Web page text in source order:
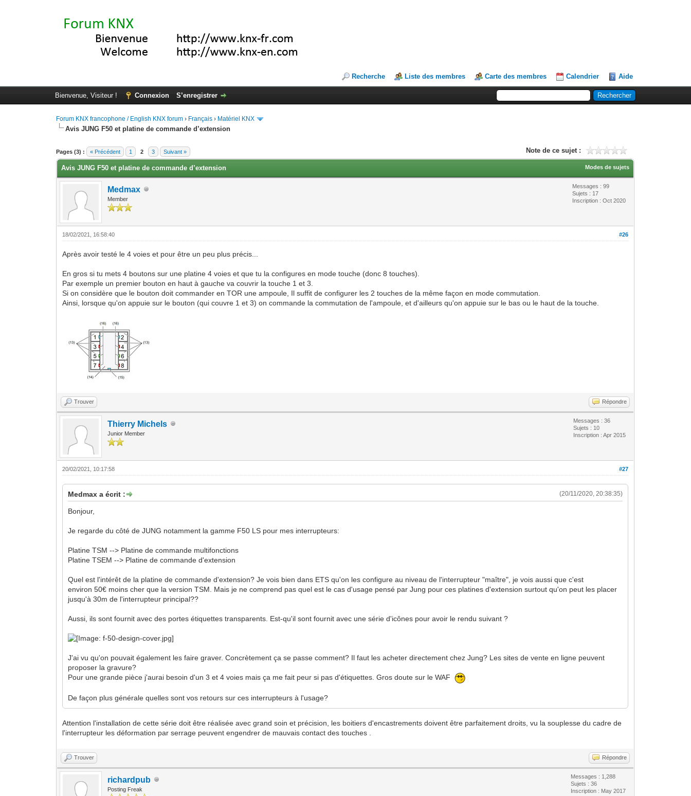
Recherche Liste des membres Carte des membres Calendrier Aide
Bienvenue, Visiteur ! Connexion S’enregistrer
Forum KNX francophone / English KNX forum › Français › Matériel KNX
Avis JUNG F50 et platine de commande d’extension
Pages (3) : « Précédent 1 2 3 Suivant » Note de ce sujet :
Moyenne : 0 (0 vote(s))
1
2
3
4
5
Modes de sujets
Avis JUNG F50 et platine de commande d’extension
Medmax
Member
Messages : 99
Sujets : 17
Inscription : Oct 2020
#26
18/02/2021, 16:58:40
Après avoir testé le 4 voies et pour être un peu plus précis...
En gros si tu mets 4 boutons sur une platine 4 voies et que tu la configures en mode touche (donc 8 touches).
Par exemple un premier bouton en haut à gauche va couvrir la touche 1 et 3.
Si on considère que le bouton doit commander en TOR une ampoule, Il suffit de configurer les 2 touches de la même façon en mode commutation.
Ainsi, lorsque qu'on appuie sur le bouton (qui couvre 1 et 3) on commande la commutation de l'ampoule, et d'ailleurs qu'on appuie sur le bas ou le haut de la touche.
Trouver Répondre
Thierry Michels
Junior Member
Messages : 36
Sujets : 10
Inscription : Apr 2015
#27
20/02/2021, 10:17:58
(20/11/2020, 20:38:35)
Medmax a écrit :
Bonjour,
Je regarde du côté de JUNG notamment la gamme F50 LS pour mes interrupteurs:
Platine TSM --> Platine de commande multifonctions
Platine TSEM --> Platine de commande d'extension
Quel est l'intérêt de la platine de commande d'extension? Je vois bien dans ETS qu'on les configure au niveau de l'interrupteur "maître", je vois aussi que c'est
environ 50€ moins cher que la version TSM. Mais je ne comprend pas quel est le cas d'usage pensé par Jung pour ces platines d'extension surtout qu'on peut les placer
jusqu'à 30m de l'interrupteur principal??
Aussi, ils sont fournit avec des portes étiquettes transparents. Est-qu'il sont fournit avec une série d'icônes pour avoir le rendu suivant ?
J'ai vu qu'on pouvait également les faire graver. Concrètement ça se passe comment? Il faut les acheter directement chez Jung? Les sites de vente en ligne peuvent
proposer la gravure?
Pour une grande pièce j'aurai besoin d'un 3 et 4 voies mais ça me fait peur si pas d'étiquettes. Gros doute sur le WAF
De façon plus générale quelles sont vos retours sur ces interrupteurs à l'usage?
Attention l'installation de cette série doit être réalisée avec grand soin et précision, les boitiers d'encastrements doivent être parfaitement droits, vu la souplesse du cadre de
l'interrupteur les déformation par serrage peuvent engendrer de mauvais contact des touches .
Trouver Répondre
richardpub
Posting Freak
Messages : 1,288
Sujets : 36
Inscription : May 2017